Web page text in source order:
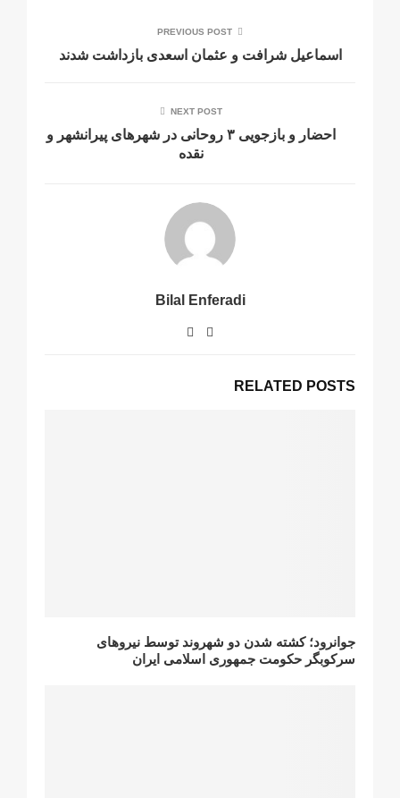
PREVIOUS POST
اسماعیل شرافت و عثمان اسعدی بازداشت شدند
NEXT POST
احضار و بازجویی ۳ روحانی در شهرهای پیرانشهر و
نقده
Bilal Enferadi
RELATED POSTS
جوانرود؛ کشتە شدن دو شهروند توسط نیروهای
سرکوبگر حکومت جمهوری اسلامی ایران